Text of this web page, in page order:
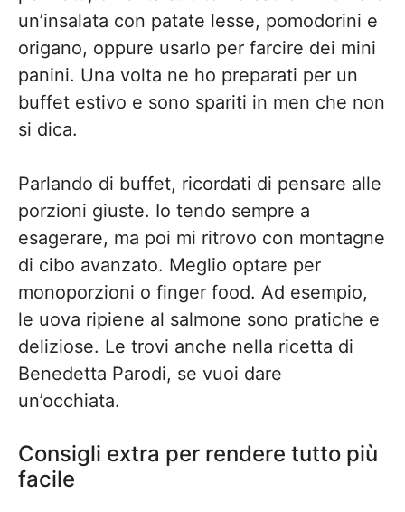
un’insalata con patate lesse, pomodorini e
origano, oppure usarlo per farcire dei mini
panini. Una volta ne ho preparati per un
buffet estivo e sono spariti in men che non
si dica.
Parlando di buffet, ricordati di pensare alle
porzioni giuste. Io tendo sempre a
esagerare, ma poi mi ritrovo con montagne
di cibo avanzato. Meglio optare per
monoporzioni o finger food. Ad esempio,
le uova ripiene al salmone sono pratiche e
deliziose. Le trovi anche nella ricetta di
Benedetta Parodi, se vuoi dare
un’occhiata.
Consigli extra per rendere tutto più
facile